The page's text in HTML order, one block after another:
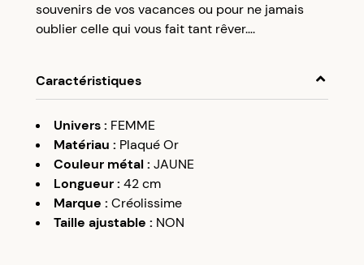
prochaine commande à partir de 50€ d’achats.
souvenirs de vos vacances ou pour ne jamais
oublier celle qui vous fait tant rêver….
Caractéristiques
Univers: FEMME
Matériau : Plaqué Or
Couleur métal: JAUNE
Longueur: 42 cm
Marque : Créolissime
Taille ajustable : NON